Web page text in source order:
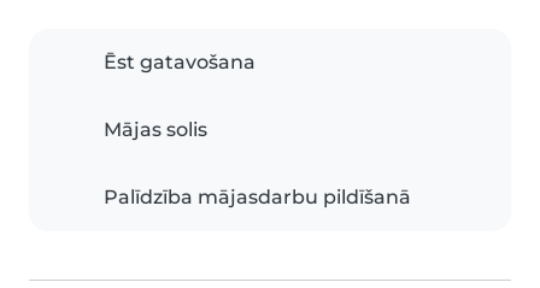
Ēst gatavošana
Mājas solis
Palīdzība mājasdarbu pildīšanā